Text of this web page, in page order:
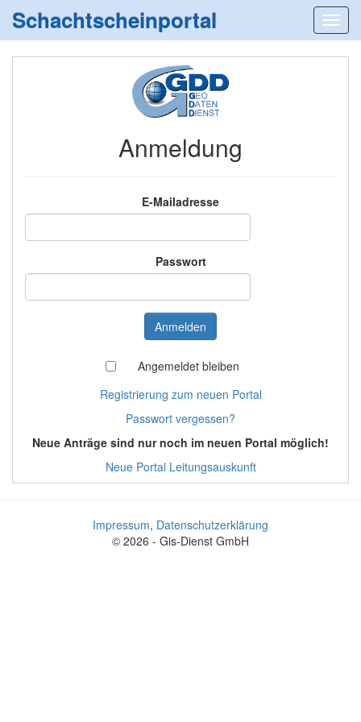
Schachtscheinportal
Anmeldung
E-Mailadresse
Passwort
Angemeldet bleiben
Registrierung zum neuen Portal
Passwort vergessen?
Neue Anträge sind nur noch im neuen Portal möglich!
Neue Portal Leitungsauskunft
Impressum, Datenschutzerklärung
© 2026 - Gis-Dienst GmbH